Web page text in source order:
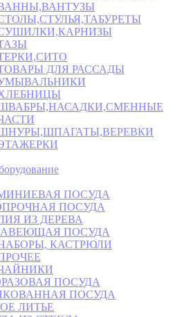
ДЛЯ РАССАДЫ
ПОСУДА
ПОСУДА
ИЗ ДЕРЕВА
ПОСУДА
КАСТРЮЛИ
ПОСУДА
ПОСУДА
ЛИТЬЕ